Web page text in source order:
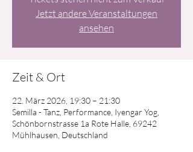
Jetzt andere Veranstaltungen
ansehen
Zeit & Ort
22. März 2026, 19:30 – 21:30
Semilla - Tanz, Performance, Iyengar Yog,
Schönbornstrasse 1a Rote Halle, 69242
Mühlhausen, Deutschland